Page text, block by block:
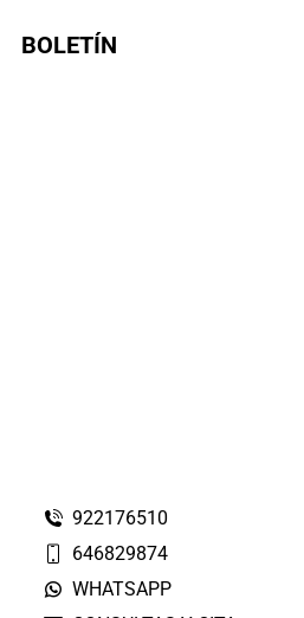
BOLETÍN
922176510
646829874
WHATSAPP